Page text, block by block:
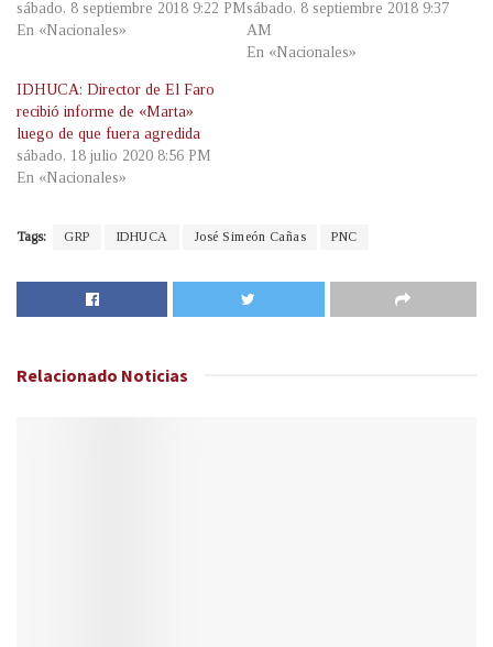
sábado, 8 septiembre 2018 9:22 PM
En «Nacionales»
sábado, 8 septiembre 2018 9:37
AM
En «Nacionales»
IDHUCA: Director de El Faro
recibió informe de «Marta»
luego de que fuera agredida
sábado, 18 julio 2020 8:56 PM
En «Nacionales»
Tags: GRP IDHUCA José Simeón Cañas PNC
Relacionado Noticias